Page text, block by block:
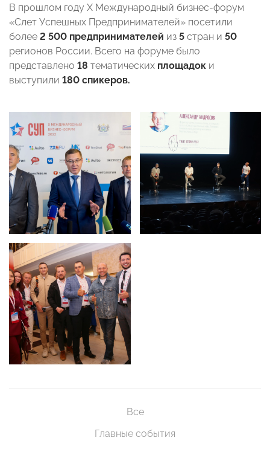
В прошлом году X Международный бизнес-форум
«Слет Успешных Предпринимателей» посетили
более 2 500 предпринимателей из 5 стран и 50
регионов России. Всего на форуме было
представлено 18 тематических площадок и
выступили 180 спикеров.
Все
Главные события